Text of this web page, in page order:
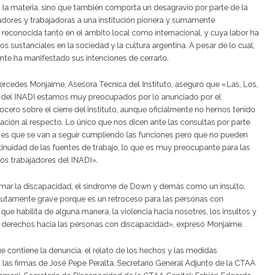
materia, sino que también comporta un desagravio por parte de la
y trabajadoras a una institución pionera y sumamente
tanto en el ámbito local como internacional, y cuya labor ha
sustanciales en la sociedad y la cultura argentina. A pesar de lo cual,
ha manifestado sus intenciones de cerrarlo.
Monjaime, Asesora Técnica del Instituto, aseguró que «Las, Los,
INADI estamos muy preocupados por lo anunciado por el
sobre el cierre del instituto, aunque oficialmente no hemos tenido
al respecto. Lo único que nos dicen ante las consultas por parte
que se van a seguir cumpliendo las funciones pero que no pueden
de las fuentes de trabajo, lo que es muy preocupante para las
trabajadores del INADI».
la discapacidad, el sindrome de Down y demás como un insulto,
grave porque es un retroceso para las personas con
habilita de alguna manera, la violencia hacia nosotres, los insultos y
hacia las personas con discapacidad», expresó Monjaime.
contiene la denuncia, el relato de los hechos y las medidas
firmas de José Pepe Peralta, Secretario General Adjunto de la CTAA